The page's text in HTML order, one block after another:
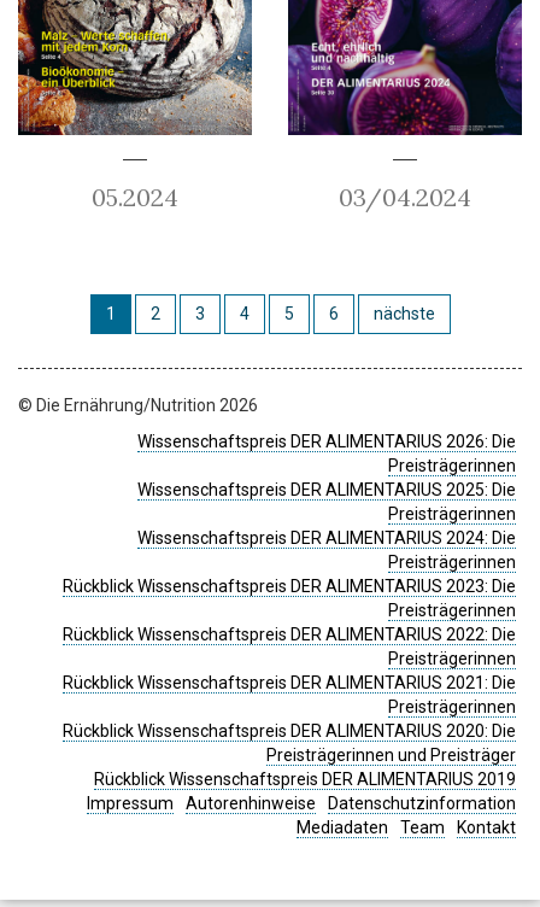
05.2024 03/04.2024
1 2 3 4 5 6 nächste
© Die Ernährung/Nutrition 2026
Wissenschaftspreis DER ALIMENTARIUS 2026: Die
Preisträgerinnen
Wissenschaftspreis DER ALIMENTARIUS 2025: Die
Preisträgerinnen
Wissenschaftspreis DER ALIMENTARIUS 2024: Die
Preisträgerinnen
Rückblick Wissenschaftspreis DER ALIMENTARIUS 2023: Die
Preisträgerinnen
Rückblick Wissenschaftspreis DER ALIMENTARIUS 2022: Die
Preisträgerinnen
Rückblick Wissenschaftspreis DER ALIMENTARIUS 2021: Die
Preisträgerinnen
Rückblick Wissenschaftspreis DER ALIMENTARIUS 2020: Die
Preisträgerinnen und Preisträger
Rückblick Wissenschaftspreis DER ALIMENTARIUS 2019
Impressum
Autorenhinweise
Datenschutzinformation
Mediadaten
Team Kontakt